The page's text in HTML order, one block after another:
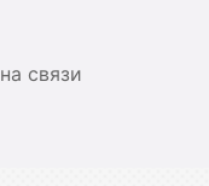
связи